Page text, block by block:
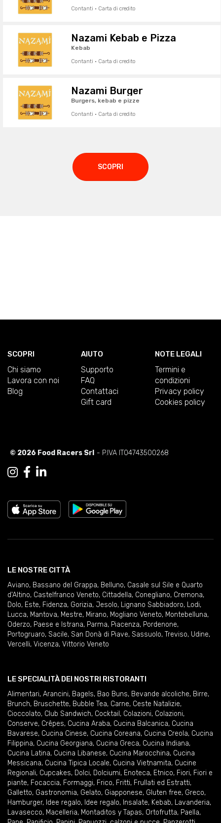
Contanti · Carta di credito
Nazami Kebab e Pizza
Kebab
Contanti · Carta di credito
Nazami Burger
Burgers, kebab e pizze
Contanti · Carta di credito
SCOPRI
SCOPRI
Chi siamo
Lavora con noi
Blog
AIUTO
Supporto
FAQ
Contattaci
Gift card
NOTE LEGALI
Termini e
condizioni
Privacy policy
Cookies policy
© 2026 Food Racers Srl - P.IVA IT04743500268
LE NOSTRE CITTÀ
Aviano, Bassano del Grappa, Belluno, Casale sul Sile e Quarto
d'Altino, Castelfranco Veneto, Cittadella, Conegliano, Cremona,
Dolo, Este, Fidenza, Gorizia, Jesolo, Lignano Sabbiadoro, Lodi,
Lucca, Mantova, Mestre, Mirano, Mogliano Veneto, Montebelluna,
Oderzo, Paese e Istrana, Parma, Piacenza, Pordenone,
Portogruaro, Sacile, San Donà di Piave, Sassuolo, Treviso, Udine,
Vercelli, Vicenza, Vittorio Veneto
LE SPECIALITÀ DEI NOSTRI RISTORANTI
Alimentari, Arancini, Bagels, Bao Buns, Bevande alcoliche, Birre,
Brunch, Bruschette, Bubble Tea, Carne, Ceste Natalizie,
Cioccolato, Club Sandwich, Cocktail , Colazioni, Colazioni,
Conserve, Crêpes, Cucina Araba, Cucina Balcanica, Cucina
Bavarese, Cucina Cinese, Cucina Coreana, Cucina Creola, Cucina
Filippina, Cucina Georgiana, Cucina Greca, Cucina Indiana,
Cucina Latina, Cucina Libanese, Cucina Marocchina, Cucina
Messicana, Cucina Tipica Locale, Cucina Vietnamita, Cucine
Regionali, Cupcakes, Dolci, Dolciumi, Enoteca, Etnico, Fiori, Fiori e
piante, Focaccia, Formaggi, Frico, Fritti, Frullati ed Estratti,
Galletto, Gastronomia, Gelato, Giapponese, Gluten free, Greco,
Hamburger, Idee regalo, Idee regalo, Insalate, Kebab, Lavanderia,
Lavasecco, Macelleria, Montaditos y Tapas, Ortofrutta, Paella,